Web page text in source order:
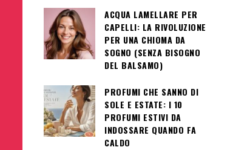
ACQUA LAMELLARE PER
CAPELLI: LA RIVOLUZIONE
PER UNA CHIOMA DA
SOGNO (SENZA BISOGNO
DEL BALSAMO)
PROFUMI CHE SANNO DI
SOLE E ESTATE: I 10
PROFUMI ESTIVI DA
INDOSSARE QUANDO FA
CALDO